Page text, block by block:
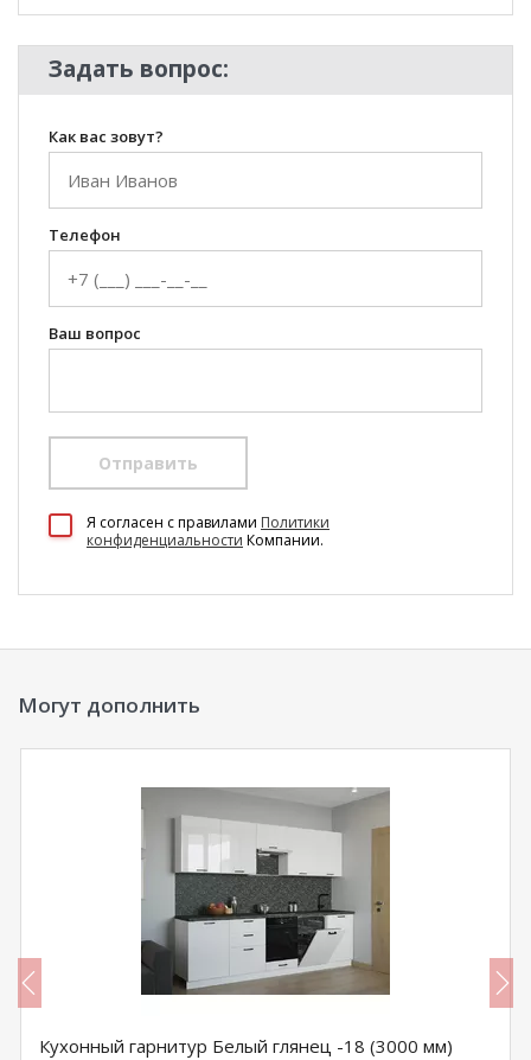
Задать вопрос:
Как вас зовут?
Телефон
Ваш вопрос
Отправить
Я согласен c правилами Политики
конфиденциальности Компании.
Могут дополнить
Кухонный гарнитур Белый глянец -18 (3000 мм)